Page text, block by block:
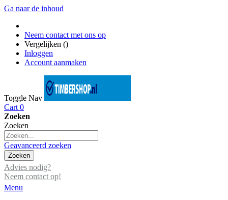
Ga naar de inhoud
Neem contact met ons op
Vergelijken ()
Inloggen
Account aanmaken
Toggle Nav
Cart 0
Zoeken
Zoeken
Geavanceerd zoeken
Zoeken
Advies nodig?
Neem contact op!
Menu